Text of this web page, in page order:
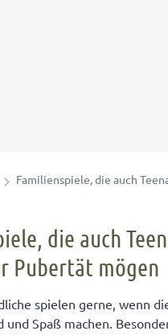
Familienspiele, die auch
die auch
Pubertät mögen
spielen gerne, wenn
und Spaß machen.